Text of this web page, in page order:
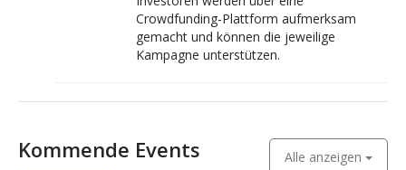
Crowdfunding-Plattform aufmerksam
gemacht und können die jeweilige
Kampagne unterstützen.
Kommende Events Alle anzeigen